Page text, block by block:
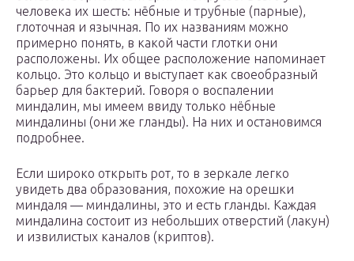
человека их шесть: нёбные и трубные (парные),
глоточная и язычная. По их названиям можно
примерно понять, в какой части глотки они
расположены. Их общее расположение напоминает
кольцо. Это кольцо и выступает как своеобразный
барьер для бактерий. Говоря о воспалении
миндалин, мы имеем ввиду только нёбные
миндалины (они же гланды). На них и остановимся
подробнее.
Если широко открыть рот, то в зеркале легко
увидеть два образования, похожие на орешки
миндаля — миндалины, это и есть гланды. Каждая
миндалина состоит из небольших отверстий (лакун)
и извилистых каналов (криптов).